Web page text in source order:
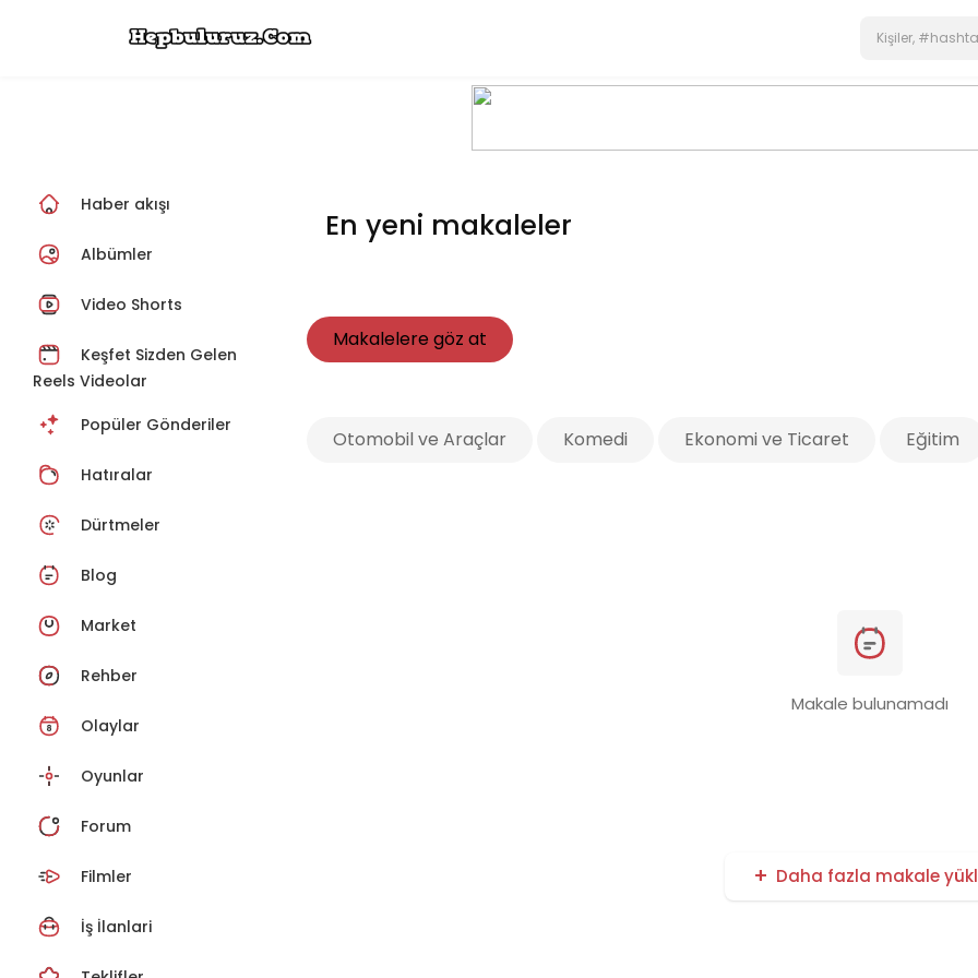
Haber akışı
Albümler
Video Shorts
Keşfet Sizden Gelen
Reels Videolar
Popüler Gönderiler
Hatıralar
Dürtmeler
Blog
Market
Rehber
Olaylar
Oyunlar
Forum
Filmler
İş İlanlari
En yeni makaleler
Makalelere göz at
Otomobil ve Araçlar Komedi Ekonomi ve Ticaret Eğitim
Makale bulunamadı
Daha fazla makale